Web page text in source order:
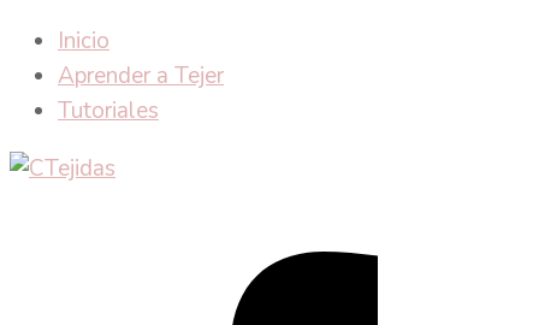
Inicio
Aprender a Tejer
Tutoriales